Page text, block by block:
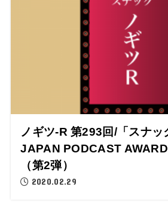
ノギツ-R 第293回/「スナッ
JAPAN PODCAST
（第2弾）
2020.02.29